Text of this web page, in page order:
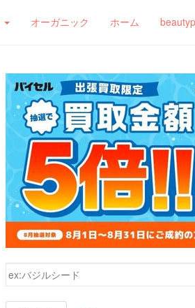
オーガニック ホーム
検索結果: